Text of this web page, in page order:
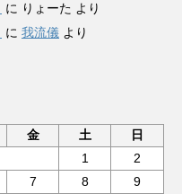
に りょーた より
に 我流儀 より
金 土
日
1
2
7 8
9